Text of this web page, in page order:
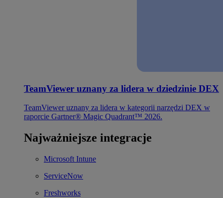
TeamViewer uznany za lidera w dziedzinie DEX
TeamViewer uznany za lidera w kategorii narzędzi DEX w
raporcie Gartner® Magic Quadrant™ 2026.
Najważniejsze integracje
Microsoft Intune
ServiceNow
Freshworks